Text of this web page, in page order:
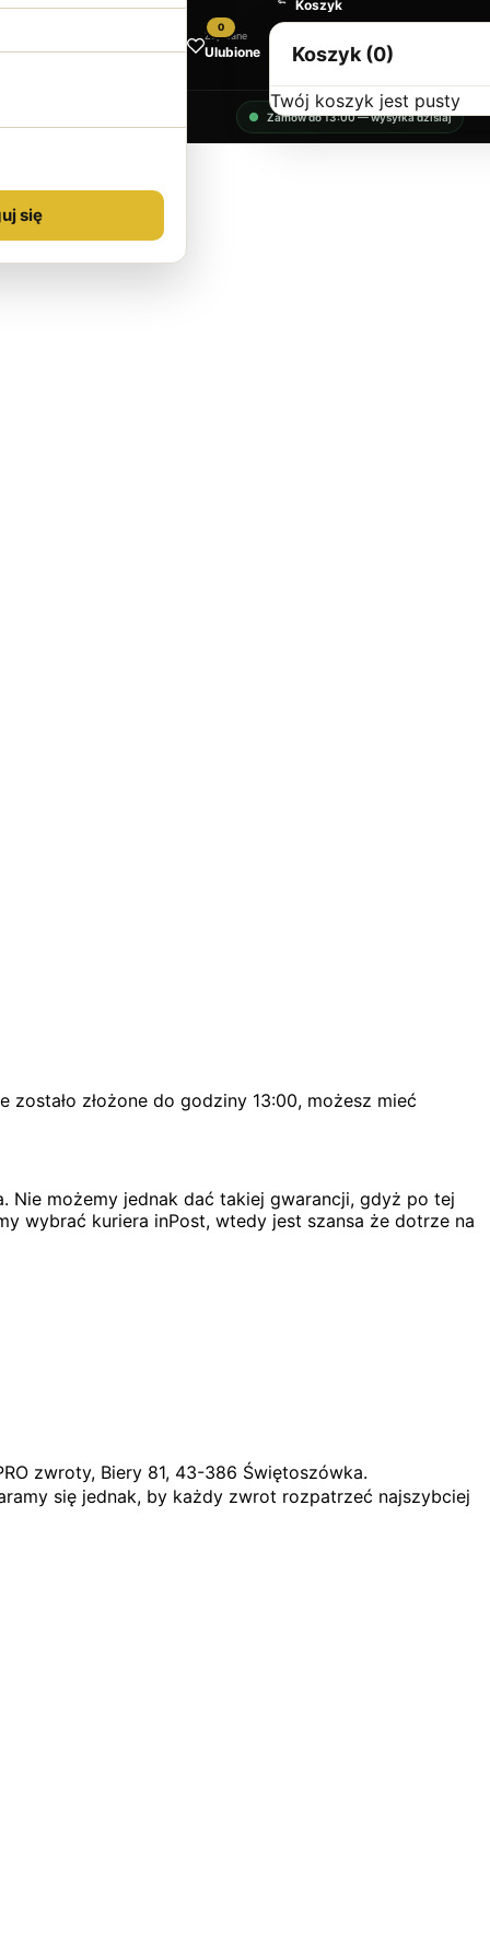
Koszyk
Koszyk (0)
Twój koszyk jest pusty
0
Zapisane
Ulubione
Zamów do 13:00 — wysyłka dzisiaj
zostało złożone do godziny 13:00, możesz mieć
Nie możemy jednak dać takiej gwarancji, gdyż po tej
wybrać kuriera inPost, wtedy jest szansa że dotrze na
zwroty, Biery 81, 43-386 Świętoszówka.
się jednak, by każdy zwrot rozpatrzeć najszybciej